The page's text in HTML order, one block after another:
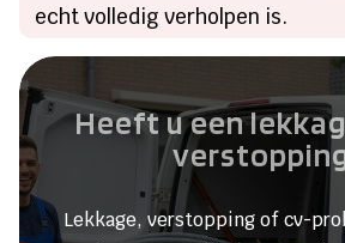
echt volledig verholpen is.
Heeft u een
Lekkage, verstopping of cv-